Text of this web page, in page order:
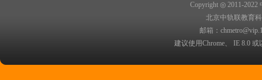
Copyright ◎ 2011-2022
北京中轨联教育
邮箱：
建议使用Chrome、 IE 8.0